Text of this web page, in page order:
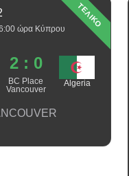
ΤΕΛΙΚΟ
ώρα Κύπρου
2 : 0
BC Place
Vancouver
Algeria